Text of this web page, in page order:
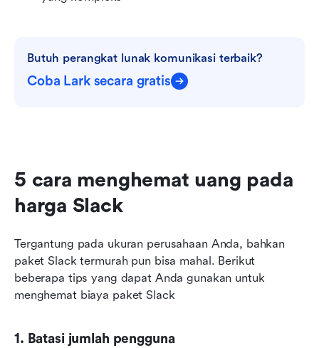
Butuh perangkat lunak komunikasi terbaik?
Coba Lark secara gratis
5 cara menghemat uang pada
harga Slack
Tergantung pada ukuran perusahaan Anda, bahkan
paket Slack termurah pun bisa mahal. Berikut
beberapa tips yang dapat Anda gunakan untuk
menghemat biaya paket Slack
1. Batasi jumlah pengguna